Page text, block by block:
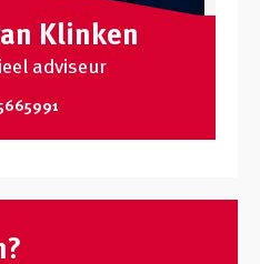
Klinken
adviseur